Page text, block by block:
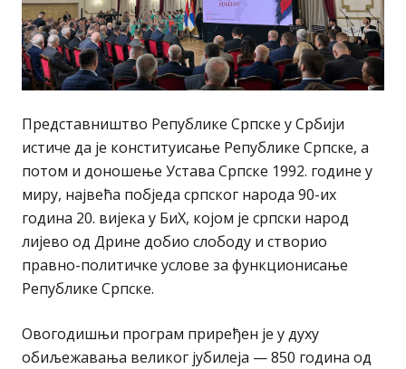
Представништво Републике Српске у Србији
истиче да је конституисање Републике Српске, а
потом и доношење Устава Српске 1992. године у
миру, највећа побједа српског народа 90-их
година 20. вијека у БиХ, којом је српски народ
лијево од Дрине добио слободу и створио
правно-политичке услове за функционисање
Републике Српске.
Овогодишњи програм приређен је у духу
обиљежавања великог јубилеја — 850 година од